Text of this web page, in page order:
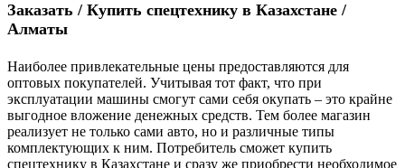
Заказать / Купить спецтехнику в Казахстане /
Алматы
Наиболее привлекательные цены предоставляются для
оптовых покупателей. Учитывая тот факт, что при
эксплуатации машины смогут сами себя окупать – это крайне
выгодное вложение денежных средств. Тем более магазин
реализует не только сами авто, но и различные типы
комплектующих к ним. Потребитель сможет купить
спецтехнику в Казахстане и сразу же приобрести необходимое